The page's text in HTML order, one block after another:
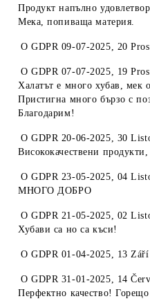
Продукт напълно
Мека, попиваща материя.
OGDPR 09-07-2025, 20
OGDPR 07-07-2025, 19
Халатът е много хубав, мек
Пристигна много бързо с
Благодарим!
OGDPR 20-06-2025, 30
Висококачествени продукти,
OGDPR 23-05-2025, 04
МНОГО ДОБРО
OGDPR 21-05-2025, 02
Хубави са но са къси!
OGDPR 01-04-2025, 13
OGDPR 31-01-2025, 14
Перфектно качество!